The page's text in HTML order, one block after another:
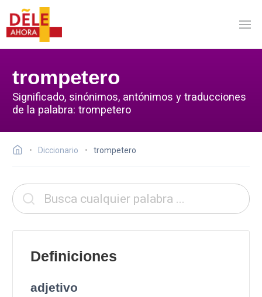
trompetero
Significado, sinónimos, antónimos y traducciones
de la palabra: trompetero
Diccionario trompetero
Definiciones
adjetivo